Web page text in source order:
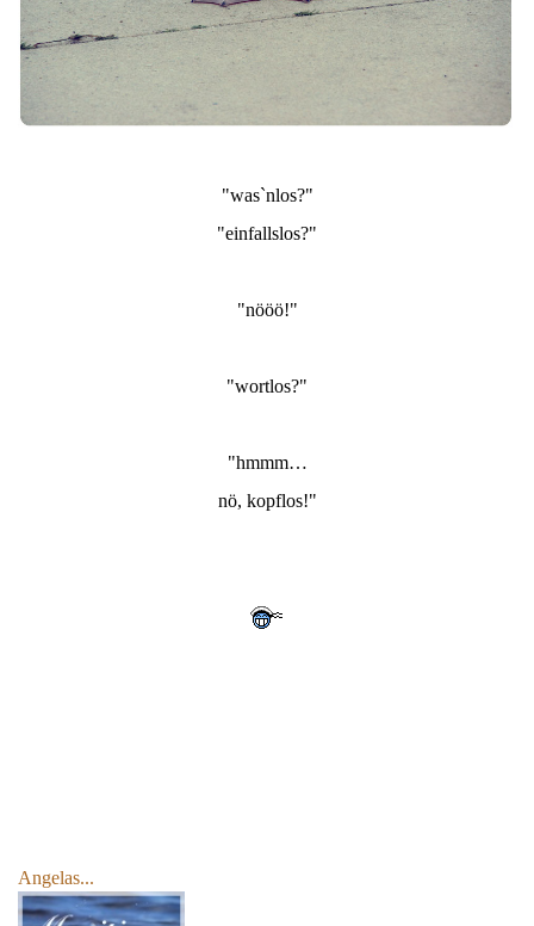
"was`nlos?"
"einfallslos?"
"nööö!"
"wortlos?"
"hmmm…
nö, kopflos!"
Angelas...